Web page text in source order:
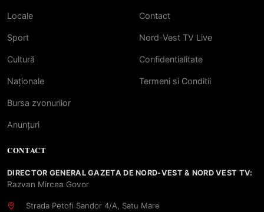
Locale
Sport
Cultură
Naționale
Bursa zvonurilor
Anunțuri
Contact
Nord-Vest TV Live
Confidentialitate
Termeni si Conditii
CONTACT
DIRECTOR GENERAL GAZETA DE NORD-VEST & NORD VEST TV:
Razvan Mircea Govor
Strada Petofi Sandor 4/A, Satu Mare